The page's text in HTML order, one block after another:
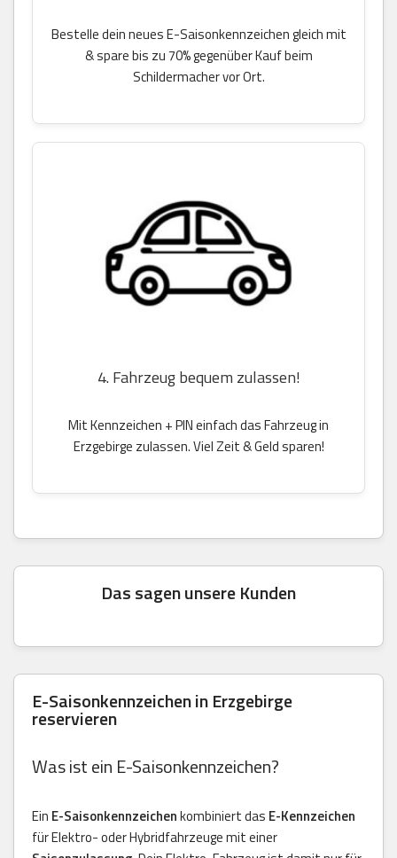
Bestelle dein neues E-Saisonkennzeichen gleich mit
& spare bis zu 70% gegenüber Kauf beim
Schildermacher vor Ort.
4. Fahrzeug bequem zulassen!
Mit Kennzeichen + PIN einfach das Fahrzeug in
Erzgebirge zulassen. Viel Zeit & Geld sparen!
Das sagen unsere Kunden
E-Saisonkennzeichen in Erzgebirge
reservieren
Was ist ein E-Saisonkennzeichen?
Ein E-Saisonkennzeichenkombiniert das E-Kennzeichen
für Elektro- oder Hybridfahrzeuge mit einer